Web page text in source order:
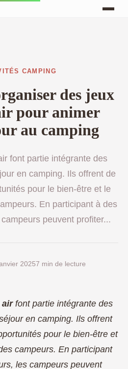
CAMPING
des jeux
pour animer
au camping
font partie intégrante des
en camping. Ils offrent de
pour le bien-être et le
En participant à des
peuvent profiter...
20257 min de lecture
airfont partie intégrante des
en camping. Ils offrent
pour le bien-être et
campeurs. En participant
les campeurs peuvent